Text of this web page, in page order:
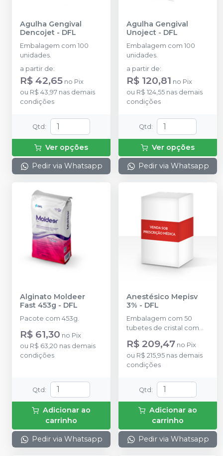
Agulha Gengival
Dencojet - DFL
Embalagem com 100
unidades.
a partir de:
R$ 42,65 no Pix
ou R$ 43,97 nas demais
condições
Qtd :
Ver opções
Pedir via Whatsapp
Agulha Gengival
Unoject - DFL
Embalagem com 100
unidades.
a partir de:
R$ 120,81 no Pix
ou R$ 124,55 nas demais
condições
Qtd :
Ver opções
Pedir via Whatsapp
Alginato Moldeer
Fast 453g - DFL
Pacote com 453g.
R$ 61,30 no Pix
ou R$ 63,20 nas demais
condições
Qtd:
Adicionar ao
carrinho
Pedir via Whatsapp
Anestésico Mepisv
3% - DFL
Embalagem com 50
tubetes de cristal com
Mepivacaína sem vaso
(Tubete de Vidro).
R$ 209,47 no Pix
ou R$ 215,95 nas demais
condições
Qtd:
Adicionar ao
carrinho
Pedir via Whatsapp